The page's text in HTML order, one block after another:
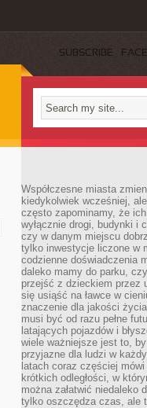
SUBSCRIBE
Współczesne miasta
kiedykolwiek wcześniej,
często zapominamy, że
wyłącznie drogi, budynki i
czy w danym miejscu
tylko inwestycje liczone w
codzienne doświadczenia
daleko mamy do parku,
przejść z dzieckiem przez
się usiąść na ławce w
znaczenie dla jakości
musi być od razu pełne
latających pojazdów i
wiele ważniejsze jest to,
przyjazne dla ludzi w
latach coraz częściej
krótkich odległości, w
można załatwić niedaleko
tylko oszczędza czas, ale